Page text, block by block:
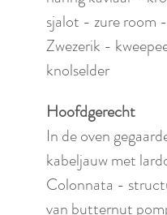
sjalot - zure room
Zwezerik -
knolselder
Hoofdgerecht
In de oven
kabeljauw met
Colonnata -
van butternut